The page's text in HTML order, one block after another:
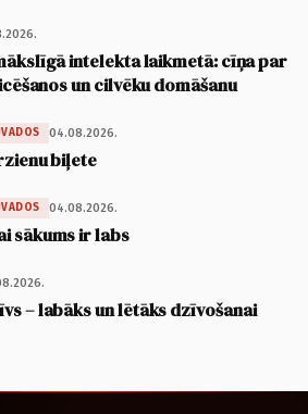
intelekta laikmetā: cīņa par
un cilvēku domāšanu
04.08.2026.
biļete
04.08.2026.
sākums ir labs
– labāks un lētāks dzīvošanai